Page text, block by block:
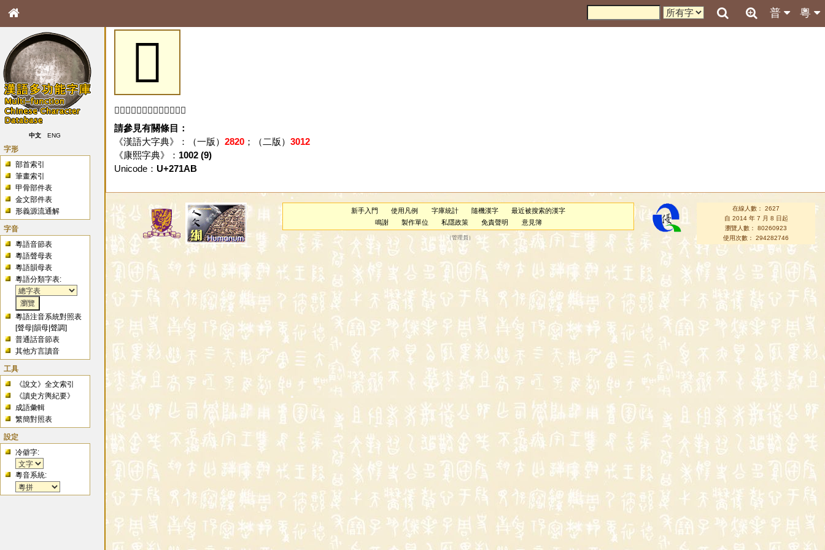
粵
普
中文 ENG
字形
部首索引
筆畫索引
甲骨部件表
金文部件表
形義源流通解
字音
粵語音節表
粵語聲母表
粵語韻母表
粵語分類字表:
粵語注音系統對照表
[聲母 |韻母 |聲調]
普通話音節表
其他方言讀音
工具
《說文》全文索引
《讀史方輿紀要》
成語彙輯
繁簡對照表
設定
冷僻字:
粵音系統:
𧆫
「𧆫」字未收錄於本資料庫。
請參見有關條目：
《漢語大字典》：（一版） 2820；（二版） 3012
《康熙字典》： 1002 (9)
Unicode： U+271AB
新手入門 使用凡例 字庫統計 隨機漢字
最近被搜索的漢字
鳴謝
製作單位 私隱政策 免責聲明 意見簿
（管理員 ）
在線人數： 2627
自 2014 年 7 月 8 日起
瀏覽人數： 80260923
使用次數： 294282746